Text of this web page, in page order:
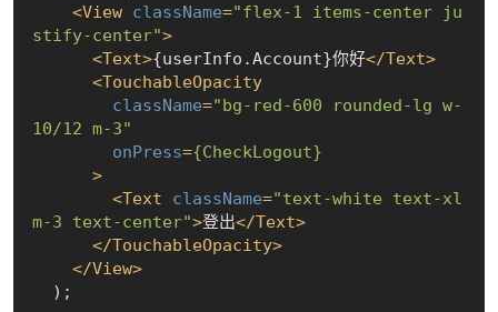
<View className="flex-1 items-center ju
stify-center">
<Text>{userInfo.Account}你好</Text>
<TouchableOpacity
className="bg-red-600 rounded-lg w-
10/12 m-3"
onPress={CheckLogout}
      >
<Text className="text-white text-xl
m-3 text-center">登出</Text>
</TouchableOpacity>
</View>